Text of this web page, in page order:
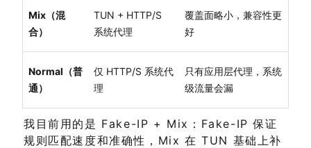
Mix（混
合）
TUN + HTTP/S
系统代理
覆盖面略小，兼容性更
好
Normal（普
通）
仅 HTTP/S 系统代
理
只有应用层代理，系统
级流量会漏
我目前用的是 Fake-IP + Mix：Fake-IP 保证
规则匹配速度和准确性，Mix 在 TUN 基础上补